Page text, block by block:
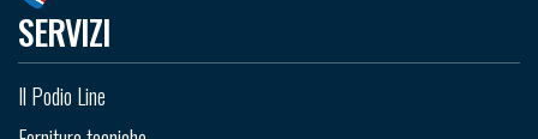
SERVIZI
Il Podio Line